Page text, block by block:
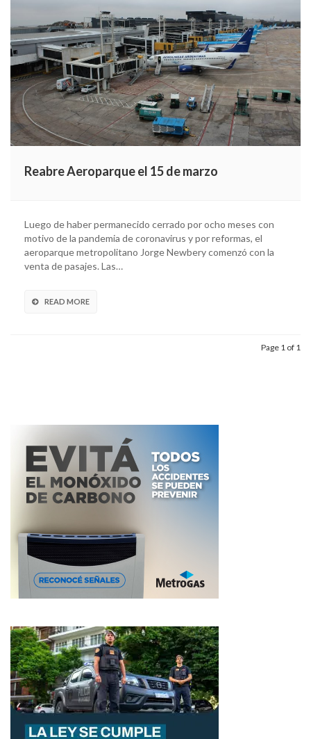
Reabre Aeroparque el 15 de marzo
Luego de haber permanecido cerrado por ocho meses con
motivo de la pandemia de coronavirus y por reformas, el
aeroparque metropolitano Jorge Newbery comenzó con la
venta de pasajes. Las…
READ MORE
Page 1 of 1